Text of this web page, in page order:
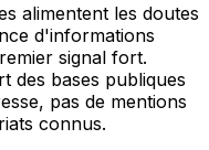
alimentent les doutes
d'informations
signal fort.
des bases publiques
pas de mentions
connus.